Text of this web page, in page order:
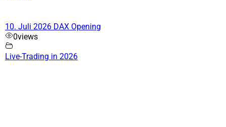
10. Juli 2026 DAX Opening
0views
Live-Trading in 2026